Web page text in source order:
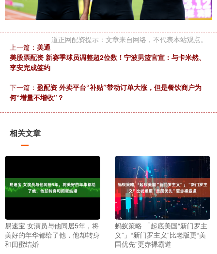
道正网配资提示：文章来自网络，不代表本站观点。
上一篇： 美通
美股票配资 新赛季球员调整超2位数！宁波男篮官宣：与卡米然、
李安完成签约
下一篇： 盈配资 外卖平台“补贴”带动订单大涨，但是餐饮商户为
何“增量不增收”？
相关文章
易速宝 女演员与他同居5年，将
美好的年华都给了他，他却转身
和闺蜜结婚
蚂蚁策略 「起底美国“新门罗主
义”」“新门罗主义”比老版更“美
国优先”更赤裸霸道